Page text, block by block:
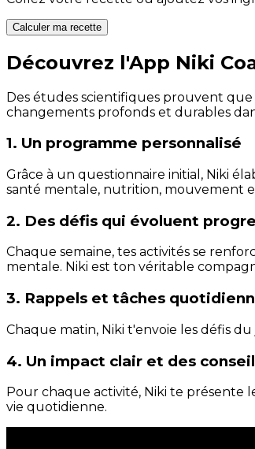
Calculer ma recette
Découvrez l'App Niki
Des études scientifiques prouvent
changements profonds et durables
1. Un programme personnalisé
Grâce à un questionnaire initial, Niki
santé mentale, nutrition, mouvement
2. Des défis qui évoluent
Chaque semaine, tes activités se
mentale. Niki est ton véritable
3. Rappels et tâches
Chaque matin, Niki t'envoie les défis
4. Un impact clair et des
Pour chaque activité, Niki te présente
vie quotidienne.